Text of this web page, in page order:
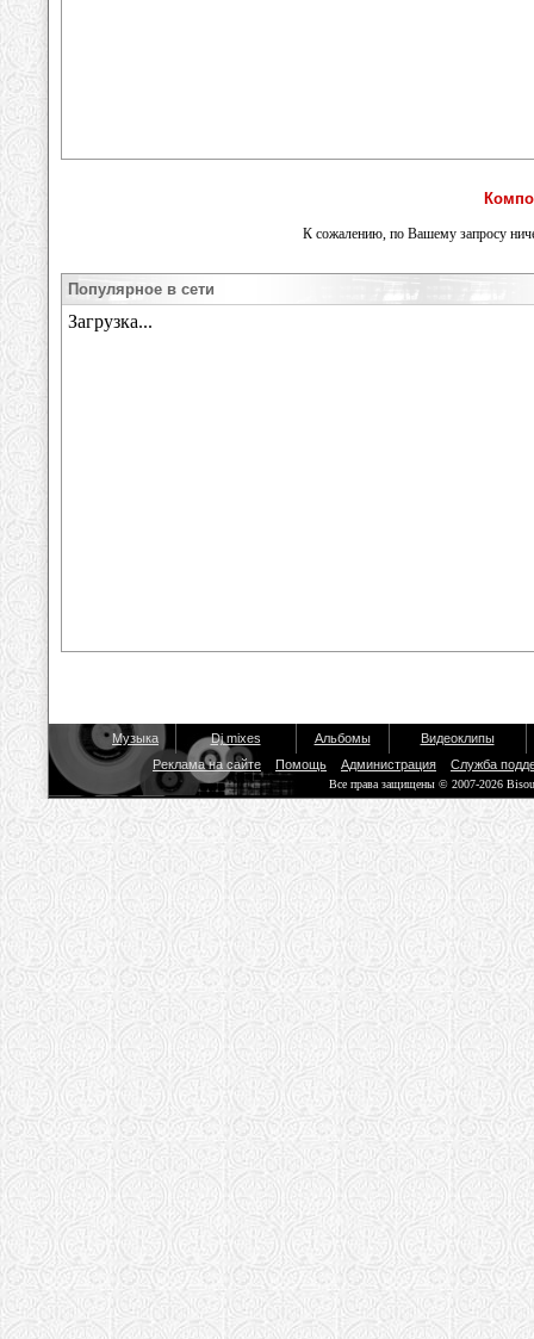
К сожалению, по Вашему запросу
Популярное в сети
Музыка Dj mixes Альбомы
Видеоклипы
Реклама на сайте
Помощь Администрация Служба
Все права защищены © 2007-2026